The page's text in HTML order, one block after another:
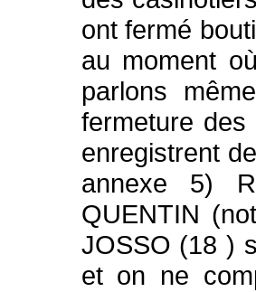
ont fermé
au moment
parlons
fermeture
enregistrent
annexe 5)
QUENTIN
JOSSO (18 )
et on ne